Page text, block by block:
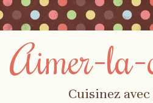
Aimer-la-
Cuisinez